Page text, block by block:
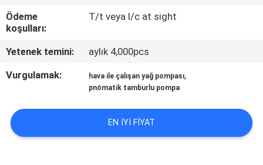
BIZE
ULAŞIN
HABERLER
BIR
TEKLIF
Ödeme
koşulları:
T/t veya l/c at sight
Yetenek temini:
aylık 4,000pcs
Vurgulamak:
hava ile çalışan yağ pompası,
pnömatik tamburlu pompa
EN IYI FIYAT